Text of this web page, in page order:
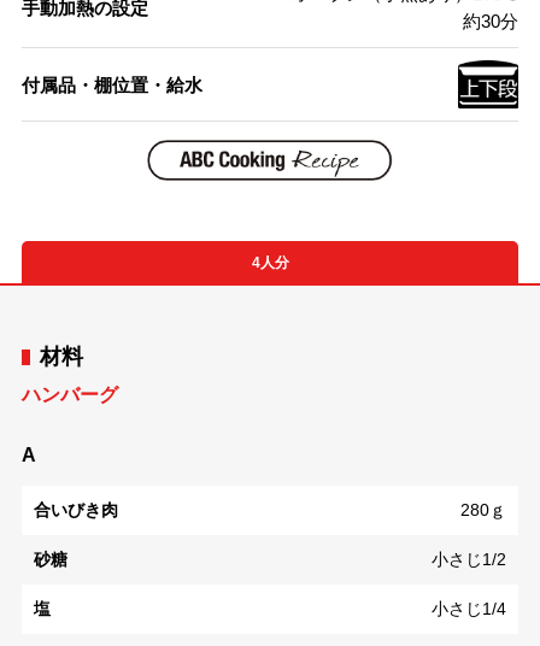
手動加熱の設定
約30分
付属品・棚位置・給水
4人分
材料
ハンバーグ
A
合いびき肉 280ｇ
砂糖 小さじ1/2
塩 小さじ1/4